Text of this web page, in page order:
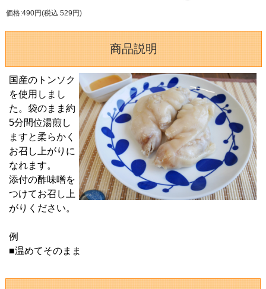
価格:490円(税込 529円)
商品説明
国産のトンソク
を使用しまし
た。袋のまま約
5分間位湯煎し
ますと柔らかく
お召し上がりに
なれます。
添付の酢味噌を
つけてお召し上
がりください。
例
■温めてそのまま